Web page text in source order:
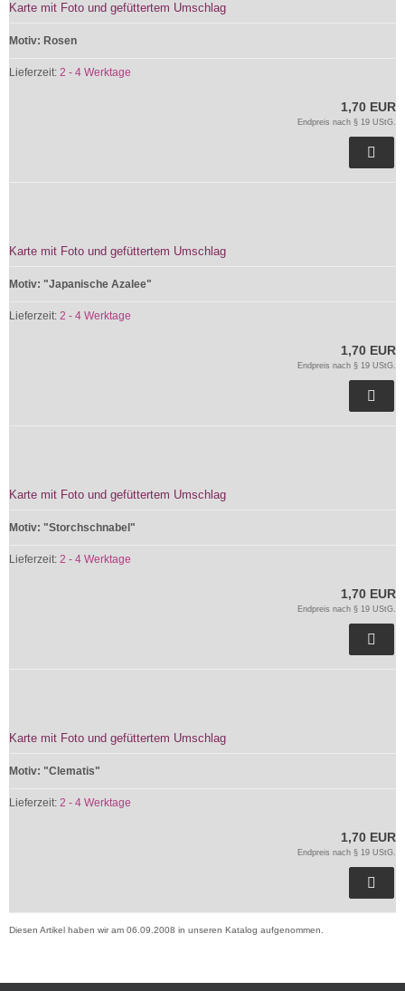
Karte mit Foto und gefüttertem Umschlag
Motiv: Rosen
Lieferzeit: 2 - 4 Werktage
1,70 EUR
Endpreis nach § 19 UStG.
Karte mit Foto und gefüttertem Umschlag
Motiv: "Japanische Azalee"
Lieferzeit: 2 - 4 Werktage
1,70 EUR
Endpreis nach § 19 UStG.
Karte mit Foto und gefüttertem Umschlag
Motiv: "Storchschnabel"
Lieferzeit: 2 - 4 Werktage
1,70 EUR
Endpreis nach § 19 UStG.
Karte mit Foto und gefüttertem Umschlag
Motiv: "Clematis"
Lieferzeit: 2 - 4 Werktage
1,70 EUR
Endpreis nach § 19 UStG.
Diesen Artikel haben wir am 06.09.2008 in unseren Katalog aufgenommen.